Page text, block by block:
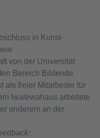
in Kunst-
von der Universität
Bereich Bildende
als freier Mitarbeiter für
Iwalewahaus arbeitete
anderem an der